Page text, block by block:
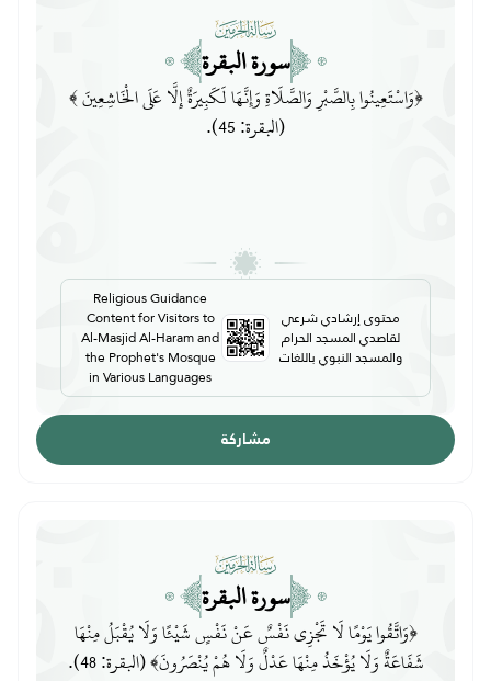
سورة البقرة
﴿وَاسْتَعِينُوا بِالصَّبْرِ وَالصَّلَاةِ وَإِنَّهَا لَكَبِيرَةٌ إِلَّا عَلَى الْخَاشِعِينَ ﴾
(البقرة: 45).
محتوى إرشادي شرعي
لقاصدي المسجد الحرام
والمسجد النبوي باللغات
Religious Guidance
Content for Visitors to
Al-Masjid Al-Haram and
the Prophet's Mosque
in Various Languages
مشاركة
سورة البقرة
﴿وَاتَّقُوا يَوْمًا لَا تَجْزِي نَفْسٌ عَنْ نَفْسٍ شَيْئًا وَلَا يُقْبَلُ مِنْهَا
شَفَاعَةٌ وَلَا يُؤْخَذُ مِنْهَا عَدْلٌ وَلَا هُمْ يُنْصَرُونَ﴾ (البقرة: 48).